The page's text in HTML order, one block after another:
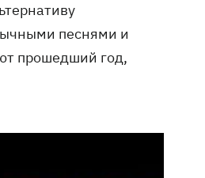
песнями и
прошедший год,